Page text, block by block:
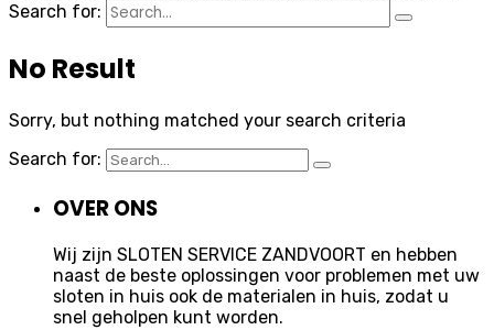
Search for:
No Result
Sorry, but nothing matched your search criteria
Search for:
OVER ONS
Wij zijn SLOTEN SERVICE ZANDVOORT en hebben
naast de beste oplossingen voor problemen met uw
sloten in huis ook de materialen in huis, zodat u
snel geholpen kunt worden.